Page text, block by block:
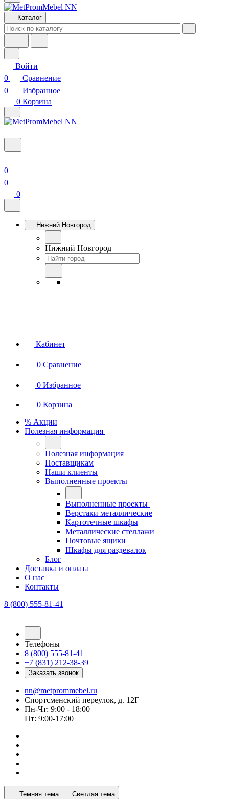
Каталог
Войти
0
Сравнение
0
Избранное
0 Корзина
0
0
0
Нижний Новгород
Нижний Новгород
Кабинет
0 Сравнение
0 Избранное
0 Корзина
% Акции
Полезная информация
Полезная информация
Поставщикам
Наши клиенты
Выполненные проекты
Выполненные проекты
Верстаки металлические
Картотечные шкафы
Металлические стеллажи
Почтовые ящики
Шкафы для раздевалок
Блог
Доставка и оплата
О нас
Контакты
8 (800) 555-81-41
Телефоны
8 (800) 555-81-41
+7 (831) 212-38-39
Заказать звонок
nn@metprommebel.ru
Спортсменский переулок, д. 12Г
Пн-Чт: 9:00 - 18:00
Пт: 9:00-17:00
Темная тема Светлая тема